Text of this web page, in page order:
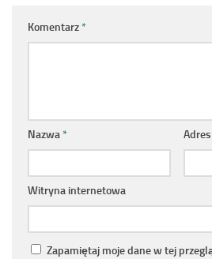
Komentarz *
Nazwa *
Witryna internetowa
Zapamiętaj moje dane w tej